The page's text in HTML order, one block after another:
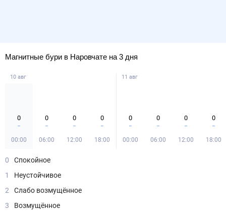
Магнитные бури в Наровчате на 3 дня
10 авг
0
00:00
0
06:00
0
12:00
0
18:00
11 авг
0
00:00
0
06:00
0
12:00
0
18:00
0
Спокойное
1
Неустойчивое
2
Слабо возмущённое
3
Возмущённое